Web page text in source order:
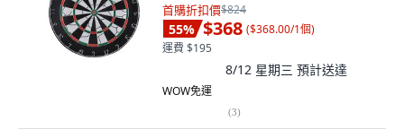
首購折扣價$824
55% $368 ($368.00/1個)
運費 $195
8/12 星期三 預計送達
WOW免運
(3)